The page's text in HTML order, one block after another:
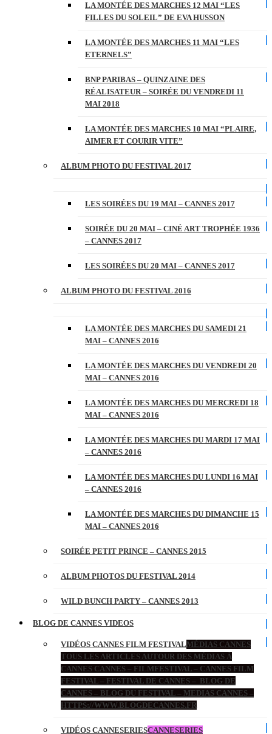
LA MONTÉE DES MARCHES 12 MAI “LES
FILLES DU SOLEIL” DE EVA HUSSON
LA MONTÉE DES MARCHES 11 MAI “LES
ETERNELS”
BNP PARIBAS – QUINZAINE DES
RÉALISATEUR – SOIRÉE DU VENDREDI 11
MAI 2018
LA MONTÉE DES MARCHES 10 MAI “PLAIRE,
AIMER ET COURIR VITE”
ALBUM PHOTO DU FESTIVAL 2017
LES SOIRÉES DU 19 MAI – CANNES 2017
SOIRÉE DU 20 MAI – CINÉ ART TROPHÉE 1936
– CANNES 2017
LES SOIRÉES DU 20 MAI – CANNES 2017
ALBUM PHOTO DU FESTIVAL 2016
LA MONTÉE DES MARCHES DU SAMEDI 21
MAI – CANNES 2016
LA MONTÉE DES MARCHES DU VENDREDI 20
MAI – CANNES 2016
LA MONTÉE DES MARCHES DU MERCREDI 18
MAI – CANNES 2016
LA MONTÉE DES MARCHES DU MARDI 17 MAI
– CANNES 2016
LA MONTÉE DES MARCHES DU LUNDI 16 MAI
– CANNES 2016
LA MONTÉE DES MARCHES DU DIMANCHE 15
MAI – CANNES 2016
SOIRÉE PETIT PRINCE – CANNES 2015
ALBUM PHOTOS DU FESTIVAL 2014
WILD BUNCH PARTY – CANNES 2013
BLOG DE CANNES VIDEOS
VIDÉOS CANNES FILM FESTIVALMÉDIAS CANNES
TOUS LES ARTICLES AUTOUR DES MÉDIAS À
CANNES CANNES – FILMFESTIVAL – CANNES FILM
FESTIVAL – FESTIVAL DE CANNES – BLOG DE
CANNES – BLOG DU FESTIVAL – MEDIAS CANNES –
HTTPS://WWW.BLOGDECANNES.FR
VIDÉOS CANNESERIESCANNESERIES